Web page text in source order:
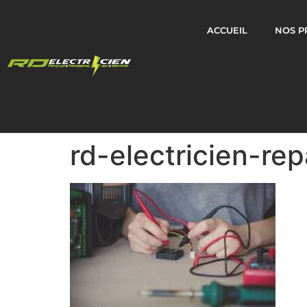
ACCUEIL NOS
rd-electricien-